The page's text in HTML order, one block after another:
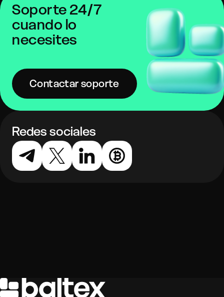
Soporte 24/7
cuando lo
necesites
Contactar soporte
Redes sociales